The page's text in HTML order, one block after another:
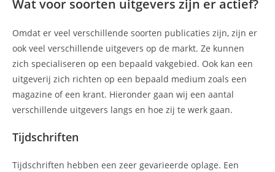
Wat voor soorten uitgevers zijn er actief?
Omdat er veel verschillende soorten publicaties zijn, zijn er
ook veel verschillende uitgevers op de markt. Ze kunnen
zich specialiseren op een bepaald vakgebied. Ook kan een
uitgeverij zich richten op een bepaald medium zoals een
magazine of een krant. Hieronder gaan wij een aantal
verschillende uitgevers langs en hoe zij te werk gaan.
Tijdschriften
Tijdschriften hebben een zeer gevarieerde oplage. Een